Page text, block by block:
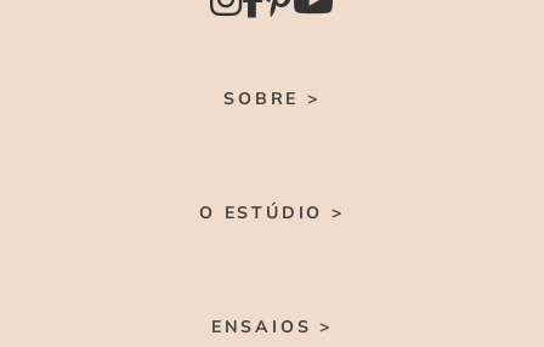
SOBRE >
O ESTÚDIO >
ENSAIOS >